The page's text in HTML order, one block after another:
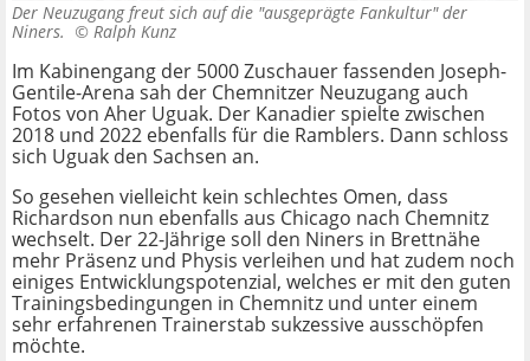
Der Neuzugang freut sich auf die "ausgeprägte Fankultur" der
Niners. © Ralph Kunz
Im Kabinengang der 5000 Zuschauer fassenden Joseph-
Gentile-Arena sah der Chemnitzer Neuzugang auch
Fotos von Aher Uguak. Der Kanadier spielte zwischen
2018 und 2022 ebenfalls für die Ramblers. Dann schloss
sich Uguak den Sachsen an.
So gesehen vielleicht kein schlechtes Omen, dass
Richardson nun ebenfalls aus Chicago nach Chemnitz
wechselt. Der 22-Jährige soll den Niners in Brettnähe
mehr Präsenz und Physis verleihen und hat zudem noch
einiges Entwicklungspotenzial, welches er mit den guten
Trainingsbedingungen in Chemnitz und unter einem
sehr erfahrenen Trainerstab sukzessive ausschöpfen
möchte.